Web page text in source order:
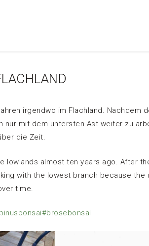
irgendwo im Flachland. Nachdem
mit dem untersten Ast weiter zu
die Zeit.
lowlands almost ten years ago. After
with the lowest branch because the
time.
#brosebonsai